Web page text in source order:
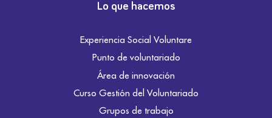
Lo que hacemos
Experiencia Social Voluntare
Punto de voluntariado
Área de innovación
Curso Gestión del Voluntariado
Grupos de trabajo